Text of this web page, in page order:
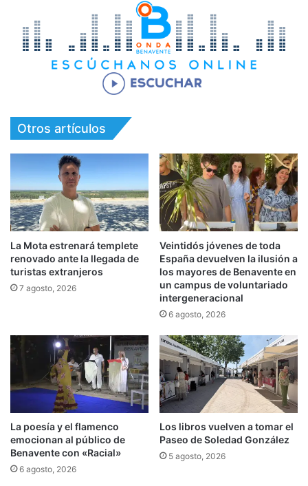
Otros artículos
La Mota estrenará templete
renovado ante la llegada de
turistas extranjeros
7 agosto, 2026
Veintidós jóvenes de toda
España devuelven la ilusión a
los mayores de Benavente en
un campus de voluntariado
intergeneracional
6 agosto, 2026
La poesía y el flamenco
emocionan al público de
Benavente con «Racial»
6 agosto, 2026
Los libros vuelven a tomar el
Paseo de Soledad González
5 agosto, 2026